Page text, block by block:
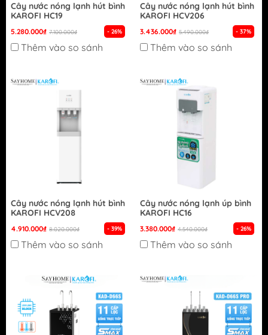
Cây nước nóng lạnh hút bình
KAROFI HC19
5.280.000₫ 7.100.000₫ - 26%
Thêm vào so sánh
Cây nước nóng lạnh hút bình
KAROFI HCV206
3.436.000₫ 5.490.000₫ - 37%
Thêm vào so sánh
Cây nước nóng lạnh hút bình
KAROFI HCV208
4.910.000₫ 8.020.000₫ - 39%
Thêm vào so sánh
Cây nước nóng lạnh úp bình
KAROFI HC16
3.380.000₫ 4.540.000₫ - 26%
Thêm vào so sánh